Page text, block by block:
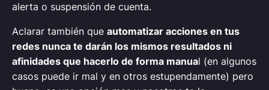
alerta o suspensión de cuenta.
Aclarar también que automatizar acciones en tus
redes nunca te darán los mismos resultados ni
afinidades que hacerlo de forma manual (en algunos
casos puede ir mal y en otros estupendamente) pero